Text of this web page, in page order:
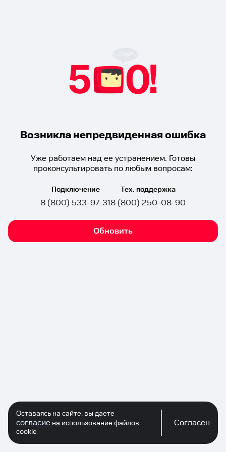
Возникла непредвиденная ошибка
Уже работаем над ее устранением. Готовы
проконсультировать по любым вопросам:
Подключение
8 (800) 533-97-31
Тех. поддержка
8 (800) 250-08-90
Обновить
Оставаясь на сайте, вы даете
согласие на использование файлов
cookie
Согласен